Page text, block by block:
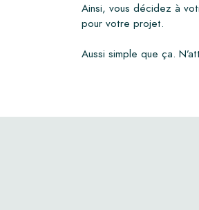
Ainsi, vous décidez à
pour votre projet.
Aussi simple que ça.